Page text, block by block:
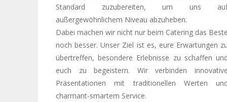
Standard zuzubereiten, um uns
außergewöhnlichem Niveau abzuheben.
Dabei machen wir nicht nur beim Catering das
noch besser. Unser Ziel ist es, eure Erwartungen
übertreffen, besondere Erlebnisse zu schaffen
euch zu begeistern. Wir verbinden
Präsentationen mit traditionellen Werten
charmant-smartem Service.